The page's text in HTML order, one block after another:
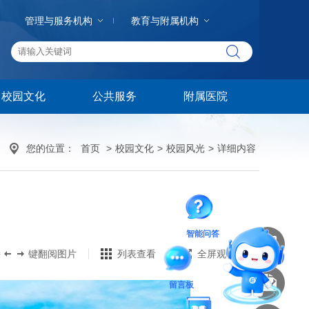
管理与服务机构 教育与附属机构
校园文化 公共服务 附属医院
您的位置： 首页 > 校园文化 > 校园风光 > 详细内容
键翻阅图片 列表查看 全屏观看
智能问答
留言板